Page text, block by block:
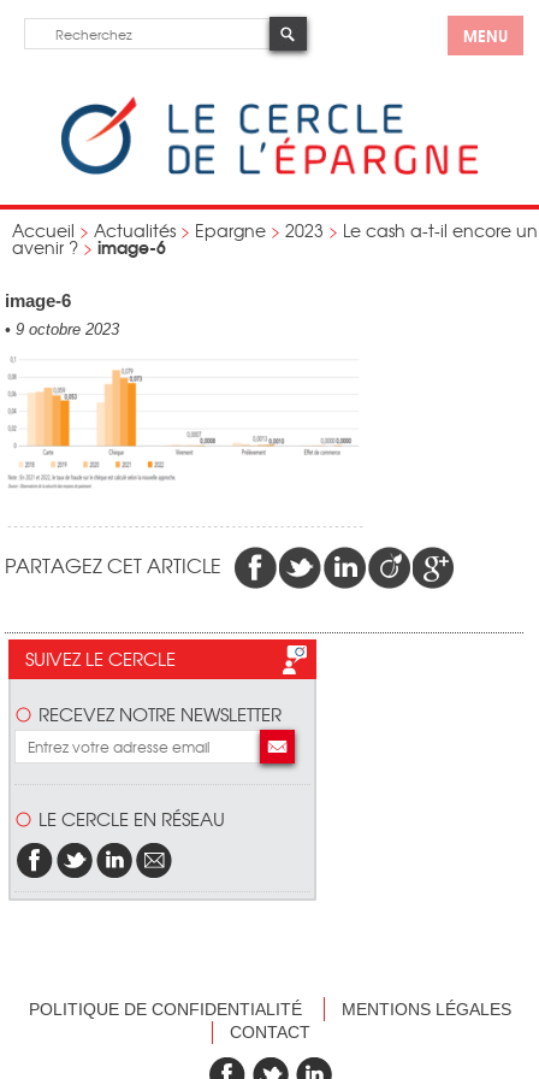
MENU
Accueil > Actualités > Epargne > 2023 > Le cash a-t-il encore un
avenir ? > image-6
image-6
• 9 octobre 2023
PARTAGEZ CET ARTICLE
SUIVEZ LE CERCLE
RECEVEZ NOTRE NEWSLETTER
LE CERCLE EN RÉSEAU
POLITIQUE DE CONFIDENTIALITÉ
MENTIONS LÉGALES
CONTACT